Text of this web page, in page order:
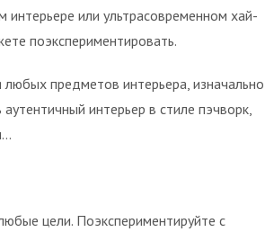
интерьере или ультрасовременном хай-
поэкспериментировать.
предметов интерьера, изначально
интерьер в стиле пэчворк,
цели. Поэкспериментируйте с